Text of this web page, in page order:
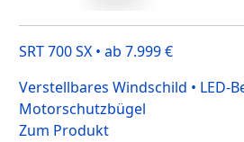
SRT 700 SX • ab 7.999 €
Verstellbares Windschild • LED-
Motorschutzbügel
Zum Produkt